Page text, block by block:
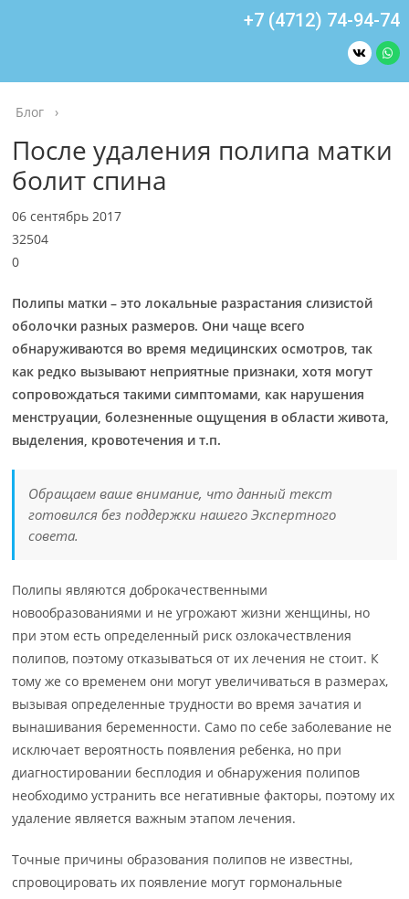
+7 (4712) 74-94-74
Блог ›
После удаления полипа матки
болит спина
06 сентябрь 2017
32504
0
Полипы матки – это локальные разрастания слизистой
оболочки разных размеров. Они чаще всего
обнаруживаются во время медицинских осмотров, так
как редко вызывают неприятные признаки, хотя могут
сопровождаться такими симптомами, как нарушения
менструации, болезненные ощущения в области живота,
выделения, кровотечения и т.п.
Обращаем ваше внимание, что данный текст
готовился без поддержки нашего Экспертного
совета.
Полипы являются доброкачественными
новообразованиями и не угрожают жизни женщины, но
при этом есть определенный риск озлокачествления
полипов, поэтому отказываться от их лечения не стоит. К
тому же со временем они могут увеличиваться в размерах,
вызывая определенные трудности во время зачатия и
вынашивания беременности. Само по себе заболевание не
исключает вероятность появления ребенка, но при
диагностировании бесплодия и обнаружения полипов
необходимо устранить все негативные факторы, поэтому их
удаление является важным этапом лечения.
Точные причины образования полипов не известны,
спровоцировать их появление могут гормональные